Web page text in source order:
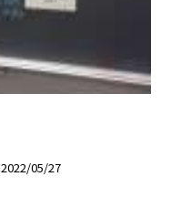
2022/05/27